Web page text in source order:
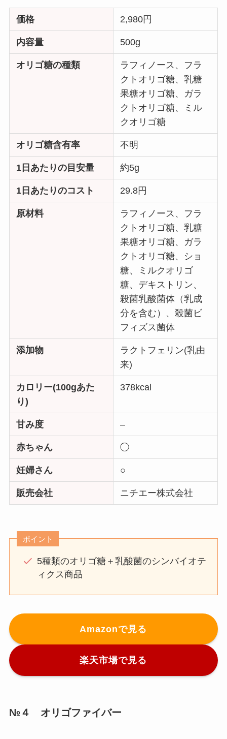
価格 2,980円
内容量 500g
オリゴ糖の種類
ラフィノース、フラ
クトオリゴ糖、乳糖
果糖オリゴ糖、ガラ
クトオリゴ糖、ミル
クオリゴ糖
オリゴ糖含有率 不明
1日あたりの目安量 約5g
1日あたりのコスト 29.8円
原材料
ラフィノース、フラ
クトオリゴ糖、乳糖
果糖オリゴ糖、ガラ
クトオリゴ糖、ショ
糖、ミルクオリゴ
糖、デキストリン、
殺菌乳酸菌体（乳成
分を含む）、殺菌ビ
フィズス菌体
添加物
ラクトフェリン(乳由
来)
カロリー(100gあた
り)
378kcal
甘み度 –
赤ちゃん ◯
妊婦さん ○
販売会社 ニチエー株式会社
ポイント
5種類のオリゴ糖＋乳酸菌のシンバイオテ
ィクス商品
Amazonで見る
楽天市場で見る
№４ オリゴファイバー